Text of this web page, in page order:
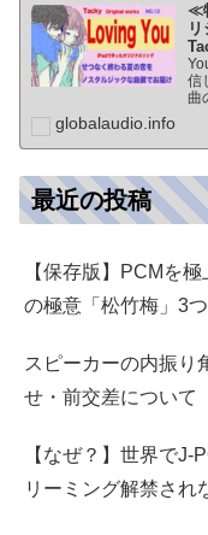
≪
信
曲
globalaudio.info
最近の投稿
【保存版】PCMを
の極意「松竹梅」3
スピーカーの内振り
せ・前交差について
【なぜ？】世界でJ-
リーミング解禁され